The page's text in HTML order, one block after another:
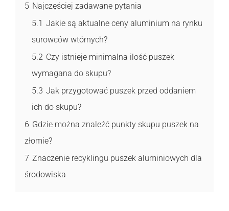
5 Najczęściej zadawane pytania
5.1 Jakie są aktualne ceny aluminium na rynku
surowców wtórnych?
5.2 Czy istnieje minimalna ilość puszek
wymagana do skupu?
5.3 Jak przygotować puszek przed oddaniem
ich do skupu?
6 Gdzie można znaleźć punkty skupu puszek na
złomie?
7 Znaczenie recyklingu puszek aluminiowych dla
środowiska